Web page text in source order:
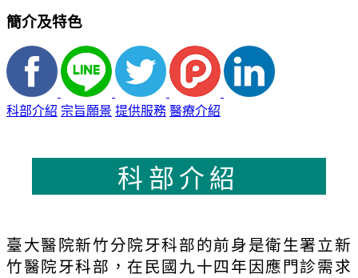
簡介及特色
科部介紹 宗旨願景 提供服務 醫療介紹
科部介紹
臺大醫院新竹分院牙科部的前身是衛生署立新
竹醫院牙科部，在民國九十四年因應門診需求